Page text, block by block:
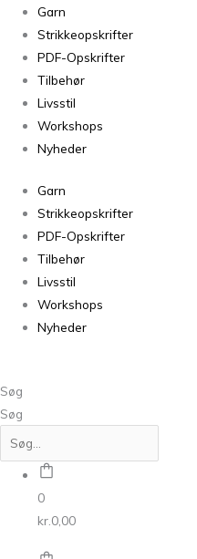
Garn
Strikkeopskrifter
PDF-Opskrifter
Tilbehør
Livsstil
Workshops
Nyheder
Garn
Strikkeopskrifter
PDF-Opskrifter
Tilbehør
Livsstil
Workshops
Nyheder
Søg
Søg
0
kr. 0,00